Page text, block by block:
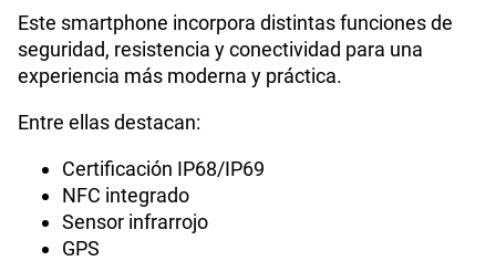
Este smartphone incorpora distintas funciones de
seguridad, resistencia y conectividad para una
experiencia más moderna y práctica.
Entre ellas destacan:
Certificación IP68/IP69
NFC integrado
Sensor infrarrojo
GPS